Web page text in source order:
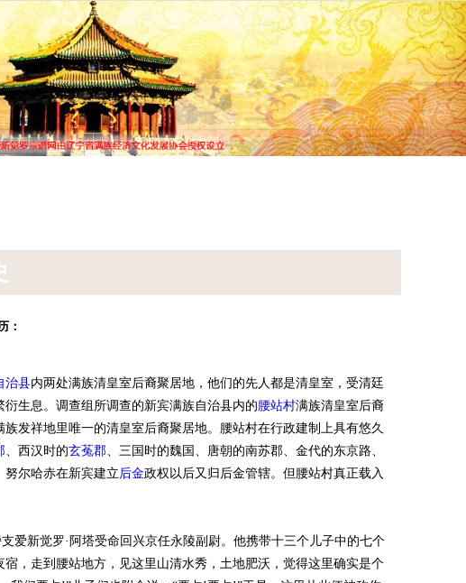
：
治县内两处满族清皇室后裔聚居地，他们的先人都是清皇室，受清廷
生息。调查组所调查的新宾满族自治县内的腰站村满族清皇室后裔
发祥地里唯一的清皇室后裔聚居地。腰站村在行政建制上具有悠久
、西汉时的玄菟郡、三国时的魏国、唐朝的南苏郡、金代的东京路、
努尔哈赤在新宾建立后金政权以后又归后金管辖。但腰站村真正载入
爱新觉罗·阿塔受命回兴京任永陵副尉。他携带十三个儿子中的七个
，走到腰站地方，见这里山清水秀，土地肥沃，觉得这里确实是个